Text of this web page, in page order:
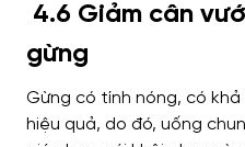
4.6 Giảm cân
gừng
Gừng có tính nóng, có
hiệu quả, do đó, uống